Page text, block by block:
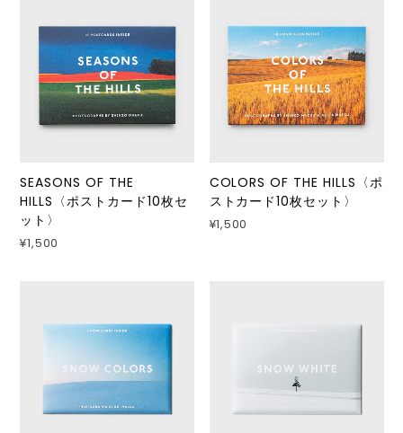
SEASONS OF THE
HILLS〈ポストカード10枚セ
ット〉
¥1,500
COLORS OF THE HILLS〈ポ
ストカード10枚セット〉
¥1,500